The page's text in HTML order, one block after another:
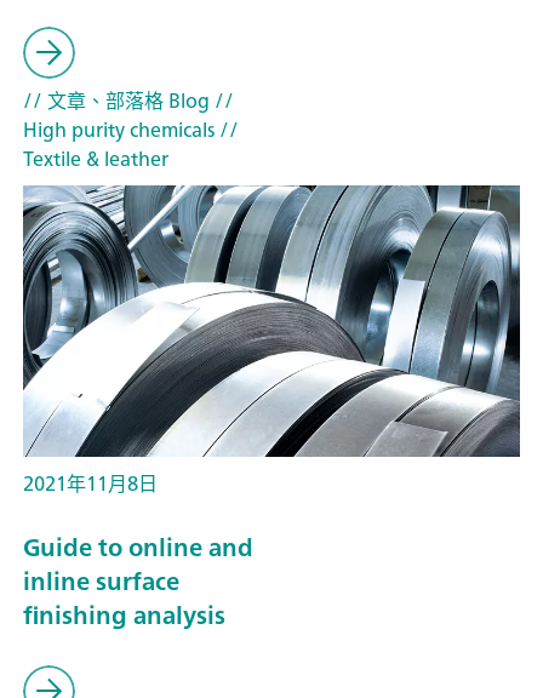
// 文章、部落格 Blog //
High purity chemicals//
Textile & leather
2021年11月8日
Guide to online and
inline surface
finishing analysis